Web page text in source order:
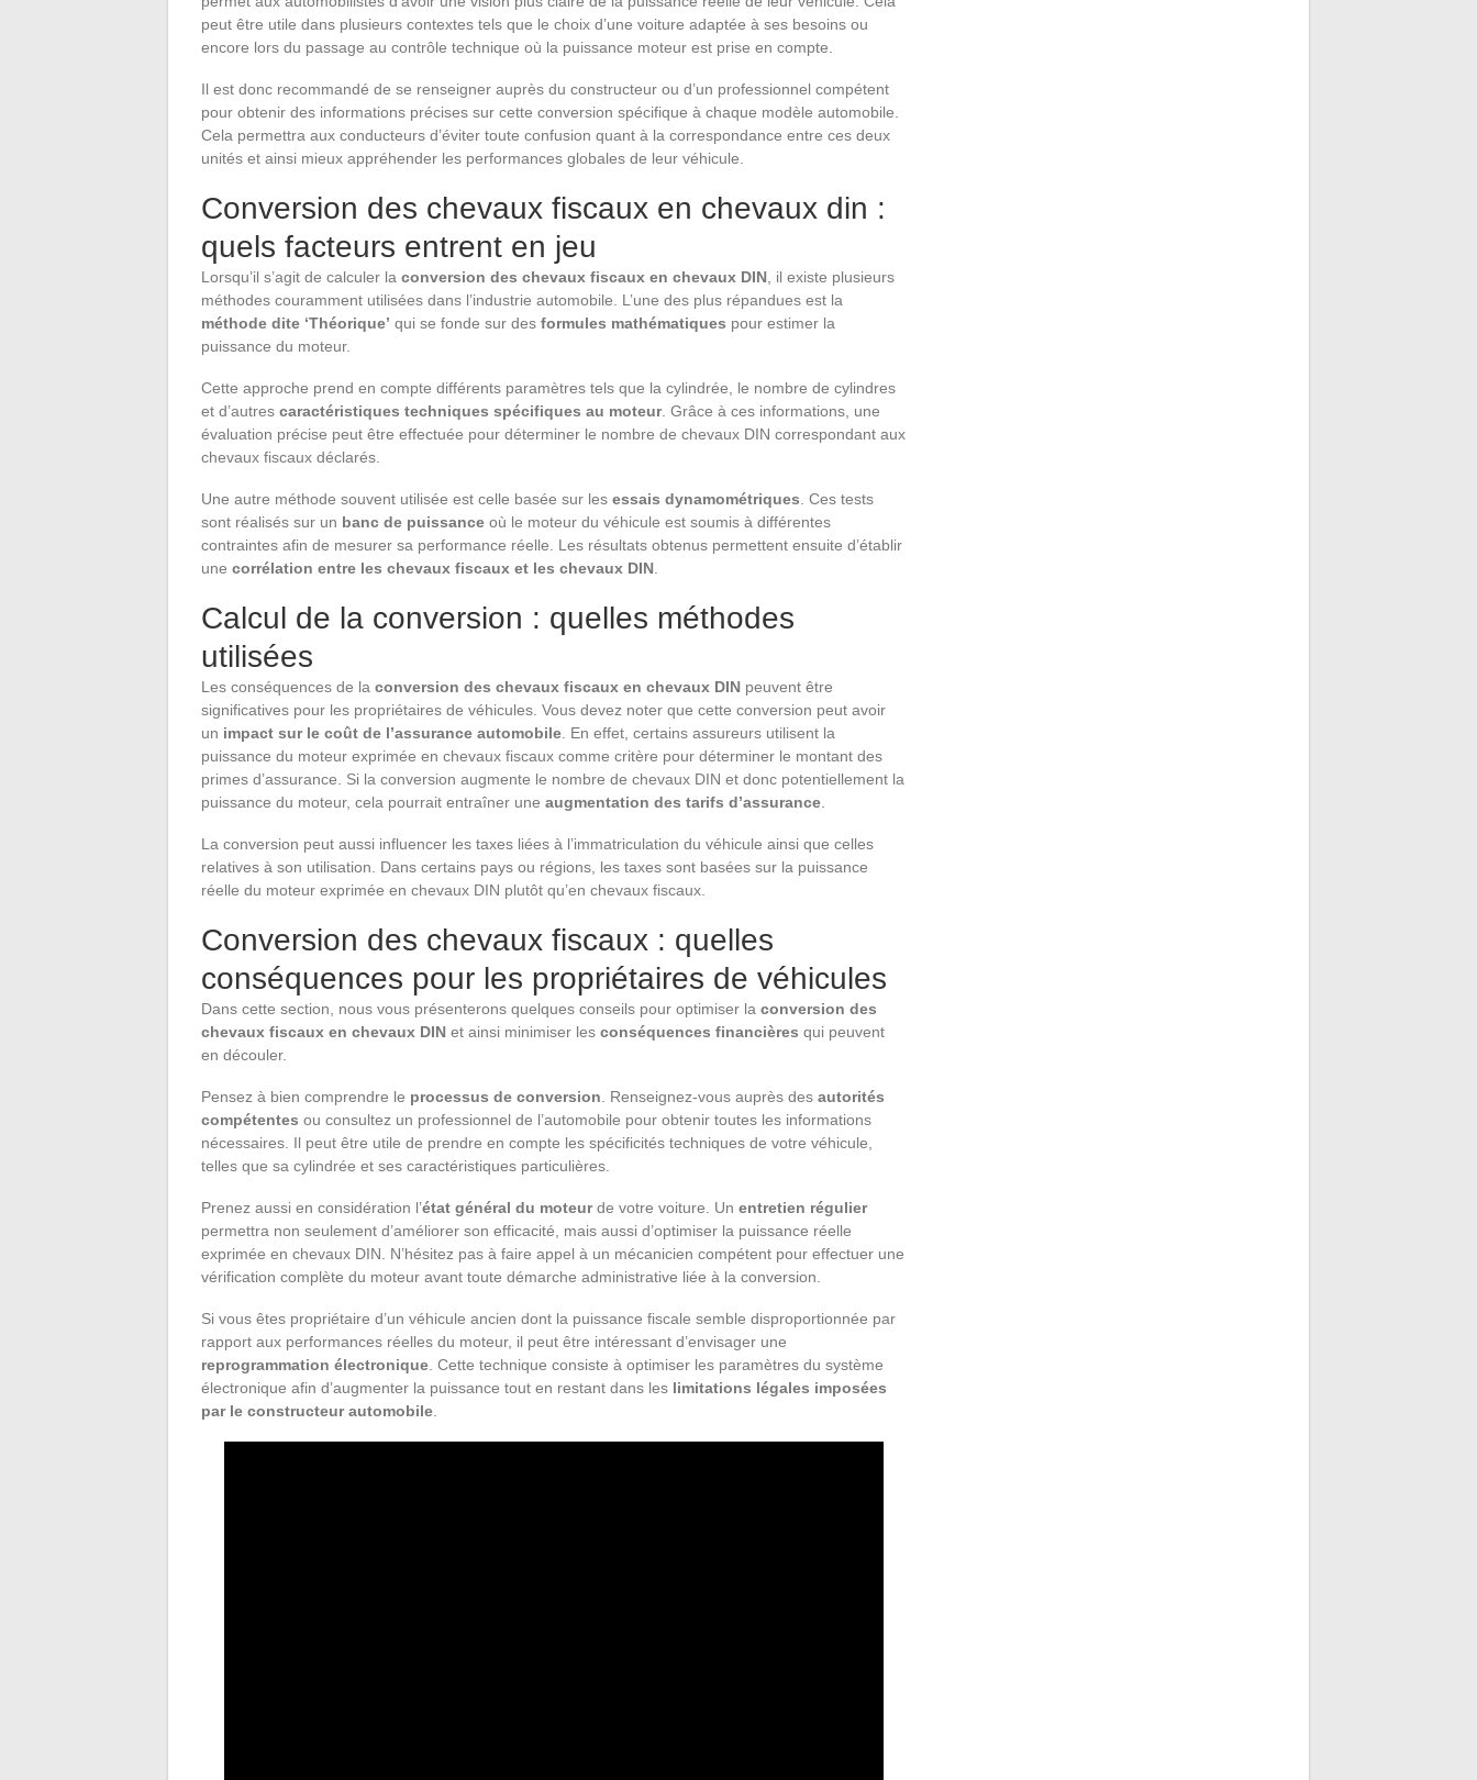
peut être utile dans plusieurs contextes tels que le choix d’une voiture adaptée à ses besoins ou
encore lors du passage au contrôle technique où la puissance moteur est prise en compte.
Il est donc recommandé de se renseigner auprès du constructeur ou d’un professionnel compétent
pour obtenir des informations précises sur cette conversion spécifique à chaque modèle automobile.
Cela permettra aux conducteurs d’éviter toute confusion quant à la correspondance entre ces deux
unités et ainsi mieux appréhender les performances globales de leur véhicule.
Conversion des chevaux fiscaux en chevaux din :
quels facteurs entrent en jeu
Lorsqu’il s’agit de calculer la conversion des chevaux fiscaux en chevaux DIN , il existe plusieurs
méthodes couramment utilisées dans l’industrie automobile. L’une des plus répandues est la
méthode dite ‘Théorique’ qui se fonde sur des formules mathématiques pour estimer la
puissance du moteur.
Cette approche prend en compte différents paramètres tels que la cylindrée, le nombre de cylindres
et d’autres caractéristiques techniques spécifiques au moteur. Grâce à ces informations, une
évaluation précise peut être effectuée pour déterminer le nombre de chevaux DIN correspondant aux
chevaux fiscaux déclarés.
Une autre méthode souvent utilisée est celle basée sur les essais dynamométriques . Ces tests
sont réalisés sur un banc de puissance où le moteur du véhicule est soumis à différentes
contraintes afin de mesurer sa performance réelle. Les résultats obtenus permettent ensuite d’établir
une corrélation entre les chevaux fiscaux et les chevaux DIN
Calcul de la conversion : quelles méthodes
utilisées
Les conséquences de la conversion des chevaux fiscaux en chevaux DIN peuvent être
significatives pour les propriétaires de véhicules. Vous devez noter que cette conversion peut avoir
un impact sur le coût de l’assurance automobile . En effet, certains assureurs utilisent la
puissance du moteur exprimée en chevaux fiscaux comme critère pour déterminer le montant des
primes d’assurance. Si la conversion augmente le nombre de chevaux DIN et donc potentiellement la
puissance du moteur, cela pourrait entraîner une augmentation des tarifs d’assurance
La conversion peut aussi influencer les taxes liées à l’immatriculation du véhicule ainsi que celles
relatives à son utilisation. Dans certains pays ou régions, les taxes sont basées sur la puissance
réelle du moteur exprimée en chevaux DIN plutôt qu’en chevaux fiscaux.
Conversion des chevaux fiscaux : quelles
conséquences pour les propriétaires de véhicules
Dans cette section, nous vous présenterons quelques conseils pour optimiser la conversion des
chevaux fiscaux en chevaux DIN et ainsi minimiser les conséquences financières qui peuvent
en découler.
Pensez à bien comprendre le processus de conversion . Renseignez-vous auprès des autorités
compétentes ou consultez un professionnel de l’automobile pour obtenir toutes les informations
nécessaires. Il peut être utile de prendre en compte les spécificités techniques de votre véhicule,
telles que sa cylindrée et ses caractéristiques particulières.
Prenez aussi en considération l’état général du moteurde votre voiture. Un entretien régulier
permettra non seulement d’améliorer son efficacité, mais aussi d’optimiser la puissance réelle
exprimée en chevaux DIN. N’hésitez pas à faire appel à un mécanicien compétent pour effectuer une
vérification complète du moteur avant toute démarche administrative liée à la conversion.
Si vous êtes propriétaire d’un véhicule ancien dont la puissance fiscale semble disproportionnée par
rapport aux performances réelles du moteur, il peut être intéressant d’envisager une
reprogrammation électronique . Cette technique consiste à optimiser les paramètres du système
électronique afin d’augmenter la puissance tout en restant dans les limitations légales imposées
par le constructeur automobile